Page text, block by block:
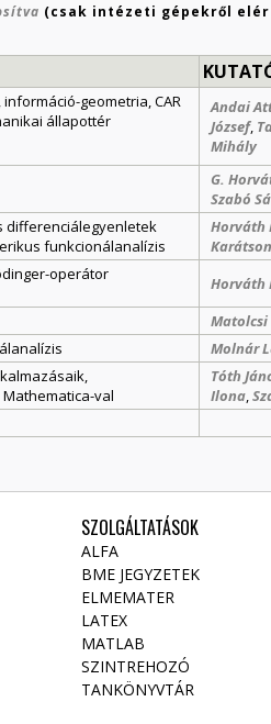
(csak intézeti gépekről
geometria, CAR
állapottér
Andai
József,
Mihály
G.
Szabó
differenciálegyenletek
funkcionálanalízis
Horváth
operátor
Horváth
Matolcsi
Molnár
val
Tóth
Ilona
SZOLGÁLTATÁSOK
ALFA
BME JEGYZETEK
ELMEMATER
LATEX
MATLAB
SZINTREHOZÓ
TANKÖNYVTÁR